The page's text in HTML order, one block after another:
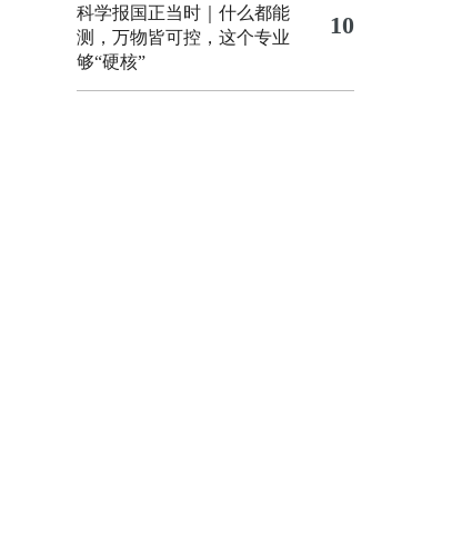
科学报国正当时｜什么都能
测，万物皆可控，这个专业
够“硬核”
10